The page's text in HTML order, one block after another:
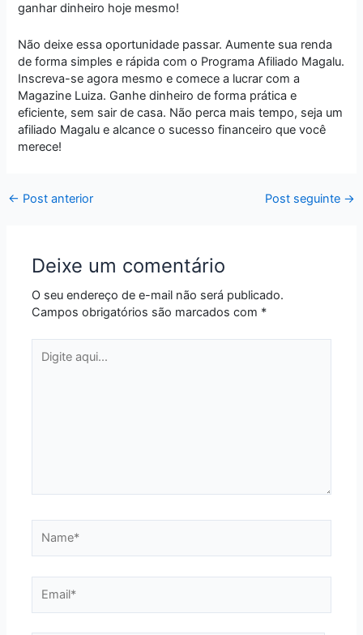
ganhar dinheiro hoje mesmo!
Não deixe essa oportunidade passar. Aumente sua renda
de forma simples e rápida com o Programa Afiliado Magalu.
Inscreva-se agora mesmo e comece a lucrar com a
Magazine Luiza. Ganhe dinheiro de forma prática e
eficiente, sem sair de casa. Não perca mais tempo, seja um
afiliado Magalu e alcance o sucesso financeiro que você
merece!
← Post anterior Post seguinte →
Deixe um comentário
O seu endereço de e-mail não será publicado.
Campos obrigatórios são marcados com *
aqui...